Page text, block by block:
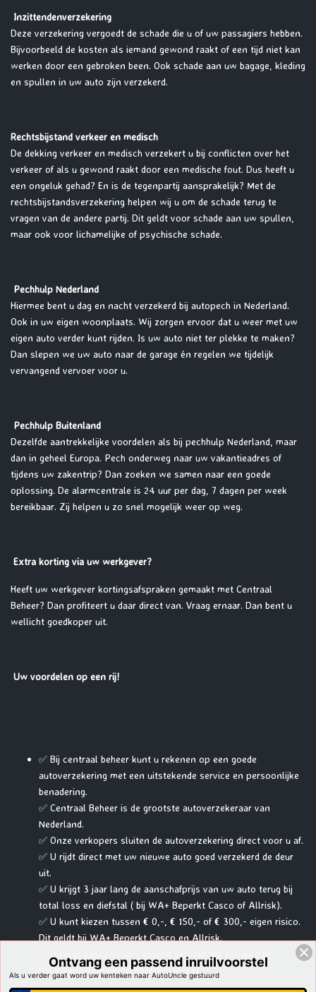
Inzittendenverzekering
Deze verzekering vergoedt de schade die u of uw passagiers hebben.
Bijvoorbeeld de kosten als iemand gewond raakt of een tijd niet kan
werken door een gebroken been. Ook schade aan uw bagage, kleding
en spullen in uw auto zijn verzekerd.
Rechtsbijstand verkeer en medisch
De dekking verkeer en medisch verzekert u bij conflicten over het
verkeer of als u gewond raakt door een medische fout. Dus heeft u
een ongeluk gehad? En is de tegenpartij aansprakelijk? Met de
rechtsbijstandsverzekering helpen wij u om de schade terug te
vragen van de andere partij. Dit geldt voor schade aan uw spullen,
maar ook voor lichamelijke of psychische schade.
Pechhulp Nederland
Hiermee bent u dag en nacht verzekerd bij autopech in Nederland.
Ook in uw eigen woonplaats. Wij zorgen ervoor dat u weer met uw
eigen auto verder kunt rijden. Is uw auto niet ter plekke te maken?
Dan slepen we uw auto naar de garage én regelen we tijdelijk
vervangend vervoer voor u.
Pechhulp Buitenland
Dezelfde aantrekkelijke voordelen als bij pechhulp Nederland, maar
dan in geheel Europa. Pech onderweg naar uw vakantieadres of
tijdens uw zakentrip? Dan zoeken we samen naar een goede
oplossing. De alarmcentrale is 24 uur per dag, 7 dagen per week
bereikbaar. Zij helpen u zo snel mogelijk weer op weg.
Extra korting via uw werkgever?
Heeft uw werkgever kortingsafspraken gemaakt met Centraal
Beheer? Dan profiteert u daar direct van. Vraag ernaar. Dan bent u
wellicht goedkoper uit.
Uw voordelen op een rij!
✅ Bij centraal beheer kunt u rekenen op een goede
autoverzekering met een uitstekende service en persoonlijke
benadering.
✅ Centraal Beheer is de grootste autoverzekeraar van
Nederland.
✅ Onze verkopers sluiten de autoverzekering direct voor u af.
✅ U rijdt direct met uw nieuwe auto goed verzekerd de deur
uit.
✅ U krijgt 3 jaar lang de aanschafprijs van uw auto terug bij
total loss en diefstal ( bij WA+ Beperkt Casco of Allrisk).
✅ U kunt kiezen tussen € 0,-, € 150,- of € 300,- eigen risico.
Dit geldt bij WA+ Beperkt Casco en Allrisk.
Vakgarage Verheul gerepareerd wordt.
Ontvang een passend inruilvoorstel
Als u verder gaat word uw kenteken naar AutoUncle gestuurd